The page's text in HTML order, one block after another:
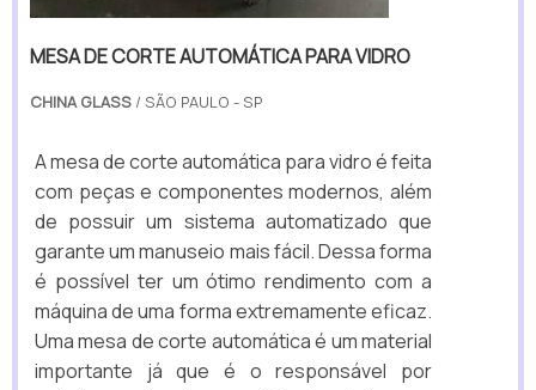
MESA DE CORTE AUTOMÁTICA PARA VIDRO
CHINA GLASS / SÃO PAULO - SP
A mesa de corte automática para vidro é feita
com peças e componentes modernos, além
de possuir um sistema automatizado que
garante um manuseio mais fácil. Dessa forma
é possível ter um ótimo rendimento com a
máquina de uma forma extremamente eficaz.
Uma mesa de corte automática é um material
importante já que é o responsável por